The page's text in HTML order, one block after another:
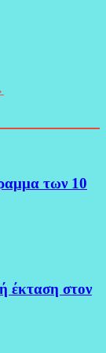
των 10
έκταση στον